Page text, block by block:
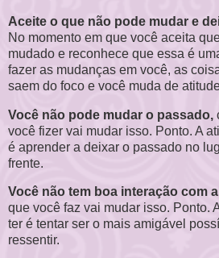
Aceite o que não pode mudar e
No momento em que você aceita
mudado e reconhece que essa é
fazer as mudanças em você, as
saem do foco e você muda de
Você não pode mudar o passado,
você fizer vai mudar isso. Ponto. A
é aprender a deixar o passado no
frente.
Você não tem boa interação com
que você faz vai mudar isso. Ponto.
ter é tentar ser o mais amigável
ressentir.